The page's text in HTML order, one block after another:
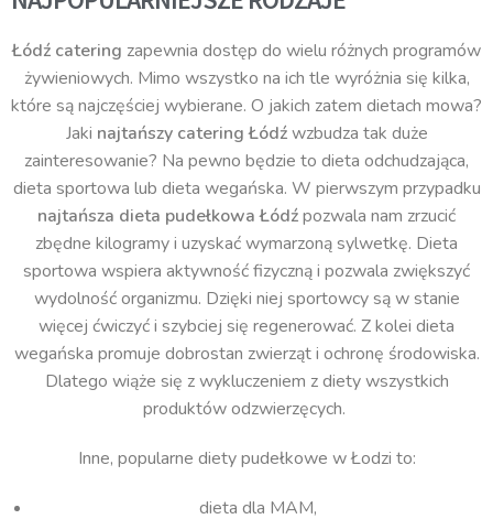
Łódź catering zapewnia dostęp do wielu różnych programów
żywieniowych. Mimo wszystko na ich tle wyróżnia się kilka,
które są najczęściej wybierane. O jakich zatem dietach mowa?
Jaki najtańszy catering Łódźwzbudza tak duże
zainteresowanie? Na pewno będzie to dieta odchudzająca,
dieta sportowa lub dieta wegańska. W pierwszym przypadku
najtańsza dieta pudełkowa Łódźpozwala nam zrzucić
zbędne kilogramy i uzyskać wymarzoną sylwetkę. Dieta
sportowa wspiera aktywność fizyczną i pozwala zwiększyć
wydolność organizmu. Dzięki niej sportowcy są w stanie
więcej ćwiczyć i szybciej się regenerować. Z kolei dieta
wegańska promuje dobrostan zwierząt i ochronę środowiska.
Dlatego wiąże się z wykluczeniem z diety wszystkich
produktów odzwierzęcych.
Inne, popularne diety pudełkowe w Łodzi to:
dieta dla MAM,